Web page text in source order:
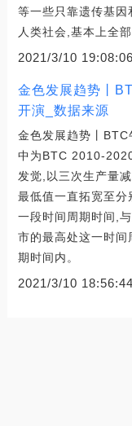
等一些只靠遗传基
人类社会,基本上全
2021/3/10 19:08:06
金色发展趋势丨
开演_数据来源
金色发展趋势丨
中为BTC 2010-
发觉,以三次生产量
最低值一直拓宽至
一段时间周期时间,
市的最高处这一时
期时间内。
2021/3/10 18:56:44